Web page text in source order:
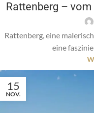
Rattenberg –
Rattenberg, eine
eine
15
NOV.